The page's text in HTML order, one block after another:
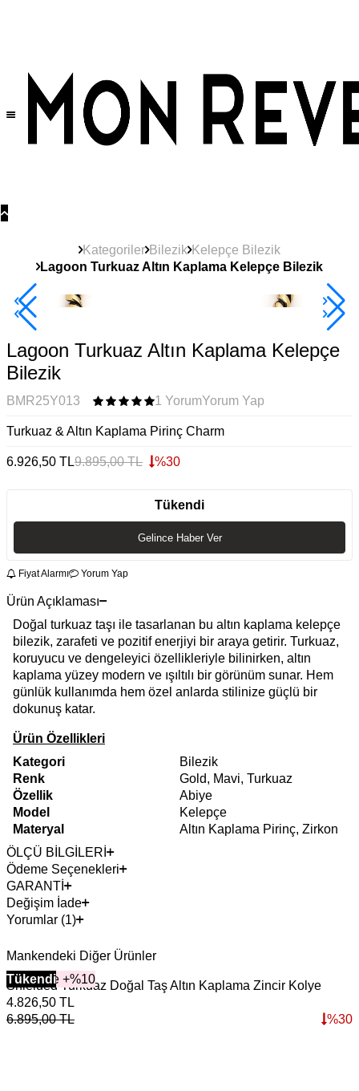
Kategoriler Bilezik Kelepçe Bilezik
Lagoon Turkuaz Altın Kaplama Kelepçe Bilezik
2+ Ürüne +%10
Lagoon Turkuaz Altın Kaplama Kelepçe
Bilezik
BMR25Y013 1 YorumYorum Yap
Turkuaz & Altın Kaplama Pirinç Charm
6.926,50 TL9.895,00TL %30
Tükendi
Gelince Haber Ver
Fiyat Alarmı Yorum Yap
Ürün Açıklaması
Doğal turkuaz taşı ile tasarlanan bu altın kaplama kelepçe
bilezik, zarafeti ve pozitif enerjiyi bir araya getirir. Turkuaz,
koruyucu ve dengeleyici özellikleriyle bilinirken, altın
kaplama yüzey modern ve ışıltılı bir görünüm sunar. Hem
günlük kullanımda hem özel anlarda stilinize güçlü bir
dokunuş katar.
Ürün Özellikleri
Kategori
Bilezik
Renk
Gold, Mavi, Turkuaz
Özellik
Abiye
Model
Kelepçe
Materyal
Altın Kaplama Pirinç, Zirkon
ÖLÇÜ BİLGİLERİ
Ödeme Seçenekleri
GARANTİ
Değişim İade
Yorumlar (1)
Mankendeki Diğer Ürünler
2+ Ürüne +%10
Tükendi
Shielded Turkuaz Doğal Taş Altın Kaplama Zincir Kolye
4.826,50 TL
6.895,00TL %30